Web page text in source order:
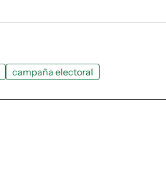
campaña electoral